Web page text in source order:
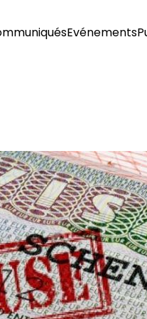
Evénements